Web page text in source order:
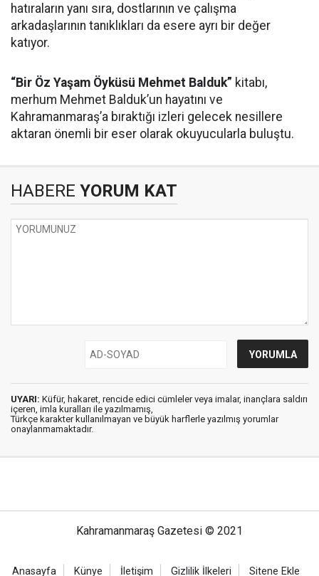
hatıraların yanı sıra, dostlarının ve çalışma
arkadaşlarının tanıklıkları da esere ayrı bir değer
katıyor.
“Bir Öz Yaşam Öyküsü Mehmet Balduk” kitabı,
merhum Mehmet Balduk’un hayatını ve
Kahramanmaraş’a bıraktığı izleri gelecek nesillere
aktaran önemli bir eser olarak okuyucularla buluştu.
HABERE YORUM KAT
UYARI: Küfür, hakaret, rencide edici cümleler veya imalar, inançlara saldırı
içeren, imla kuralları ile yazılmamış,
Türkçe karakter kullanılmayan ve büyük harflerle yazılmış yorumlar
onaylanmamaktadır.
Kahramanmaraş Gazetesi © 2021
Anasayfa Künye İletişim Gizlilik İlkeleri Sitene Ekle